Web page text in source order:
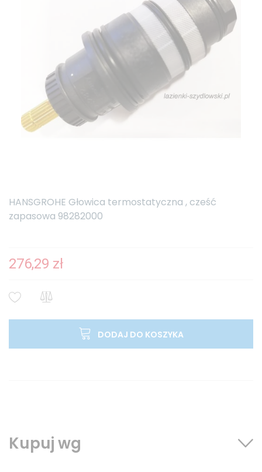
HANSGROHE Głowica termostatyczna , cześć
zapasowa 98282000
276,29 zł
DODAJ DO KOSZYKA
Kupuj wg